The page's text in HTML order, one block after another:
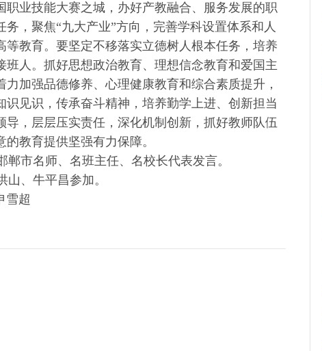
业技能大赛之城，办好产教融合、服务发展的职
，聚焦“九大产业”方向，完善学科设置体系和人
教育。要坚定不移落实立德树人根本任务，培养
人。抓好思想政治教育、理想信念教育和爱国主
加强品德修养、心理健康教育和综合素质提升，
见识，传承奋斗精神，培养勤学上进、创新担当
，层层压实责任，深化机制创新，抓好教师队伍
教育提供坚强有力保障。
市名师、名班主任、名校长代表发言。
、牛平昌参加。
雪超